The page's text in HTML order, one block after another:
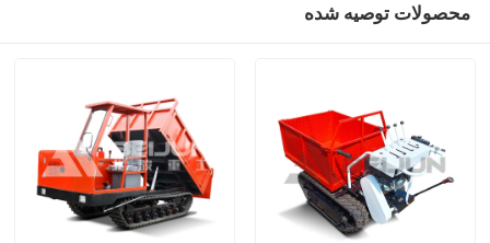
محصولات توصیه شده